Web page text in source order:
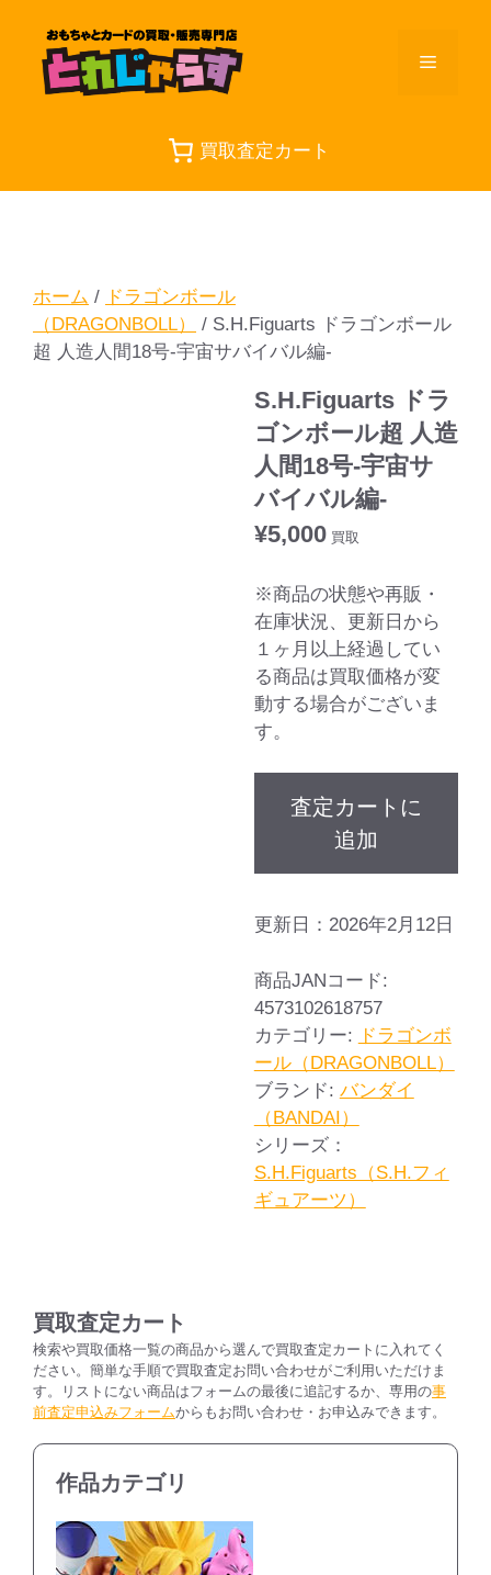
メ
ュ
買取査定カート
ホーム / ドラゴンボール
（DRAGONBOLL）
/ S.H.Figuarts ドラゴンボール
超 人造人間18号-宇宙サバイバル編-
S.H.Figuarts ドラ
ゴンボール超 人造
人間18号-宇宙サ
バイバル編-
¥5,000買取
※商品の状態や再販・
在庫状況、更新日から
１ヶ月以上経過してい
る商品は買取価格が変
動する場合がございま
す。
査定カートに
追加
更新日：2026年2月12日
商品JANコード:
4573102618757
カテゴリー:
ドラゴンボ
ール（DRAGONBOLL）
ブランド: バンダイ
（BANDAI）
シリーズ：
S.H.Figuarts（S.H.フィ
ギュアーツ）
買取査定カート
検索や買取価格一覧の商品から選んで買取査定カートに入れてく
ださい。簡単な手順で買取査定お問い合わせがご利用いただけま
す。リストにない商品はフォームの最後に追記するか、専用の事
前査定申込みフォームからもお問い合わせ・お申込みできます。
作品カテゴリ